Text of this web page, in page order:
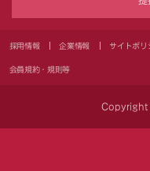
採用情報 企業情報 サイトポリ
会員規約・規則等
Copyright